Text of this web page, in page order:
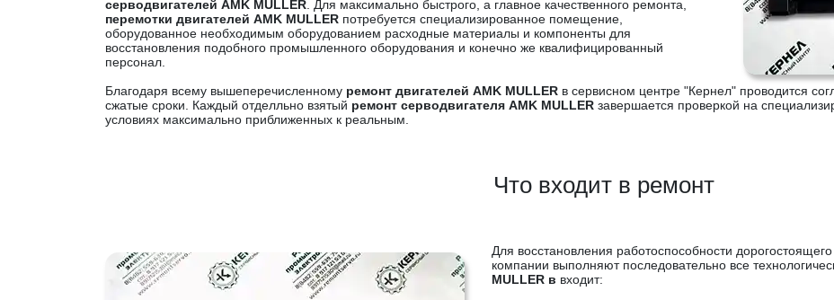
серводвигателей AMK MULLER . Для максимально быстрого, а главное качественного ремонта,
перемотки двигателей AMK MULLER потребуется специализированное помещение,
оборудованное необходимым оборудованием расходные материалы и компоненты для
восстановления подобного промышленного оборудования и конечно же квалифицированный
персонал.
Благодаря всему вышеперечисленному ремонт двигателей AMK MULLER в сервисном центре "Кернел" проводится
сжатые сроки. Каждый отделльно взятый ремонт серводвигателя AMK MULLER завершается проверкой на
условиях максимально приближенных к реальным.
Что входит в ремонт
Для восстановления работоспособности
компании выполняют последовательно все
MULLER в входит: